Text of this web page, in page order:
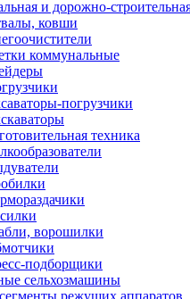
и дорожно-
ковши
коммунальные
погрузчики
техника
ворошилки
подборщики
сельхозмашины
режущих аппаратов